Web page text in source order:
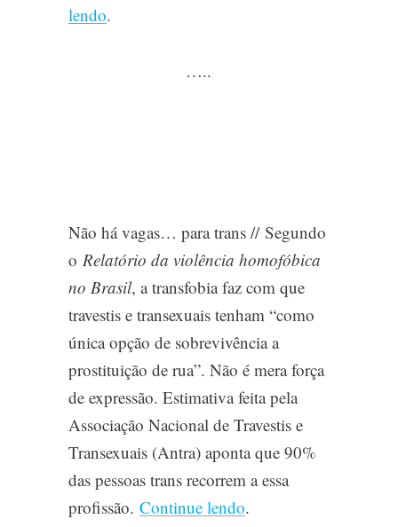
lendo.
…..
Não há vagas… para trans //Segundo
o Relatório da violência homofóbica
no Brasil, a transfobia faz com que
travestis e transexuais tenham “como
única opção de sobrevivência a
prostituição de rua”. Não é mera força
de expressão. Estimativa feita pela
Associação Nacional de Travestis e
Transexuais (Antra) aponta que 90%
das pessoas trans recorrem a essa
profissão. Continue lendo.